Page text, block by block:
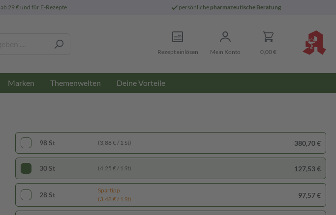
ab 29 € und für E-Rezepte persönliche pharmazeutische Beratung
Rezept einlösen Mein Konto 0,00 €
Marken Themenwelten Deine Vorteile
98 St (3,88 € / 1 St) 380,70 €
30 St (4,25 € / 1 St) 127,53 €
28 St
Spartipp
(3,48 € / 1 St)
97,57 €